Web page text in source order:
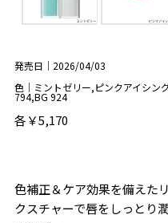
発売日｜2026/04/03
色｜ミントゼリー,ピンクアイシン
794,BG 924
各￥5,170
色補正＆ケア効果を備えた
クスチャーで唇をしっとり